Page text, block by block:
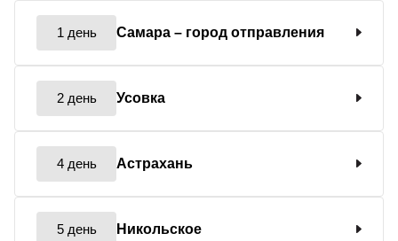
1 день Самара – город отправления
2 день Усовка
4 день Астрахань
5 день Никольское